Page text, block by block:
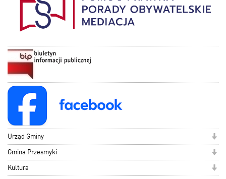
Urząd Gminy
Gmina Przesmyki
Kultura